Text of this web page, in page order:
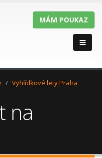
MÁM POUKAZ
Vyhlídkové lety Praha
na